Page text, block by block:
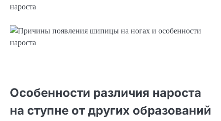
Особенности различия нароста
на ступне от других образований